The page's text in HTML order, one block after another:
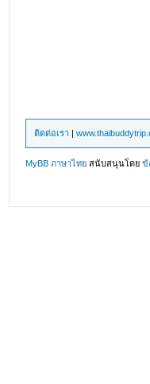
ติดต่อเรา |
MyBB ภาษาไทย สนับสนุนโดยข้